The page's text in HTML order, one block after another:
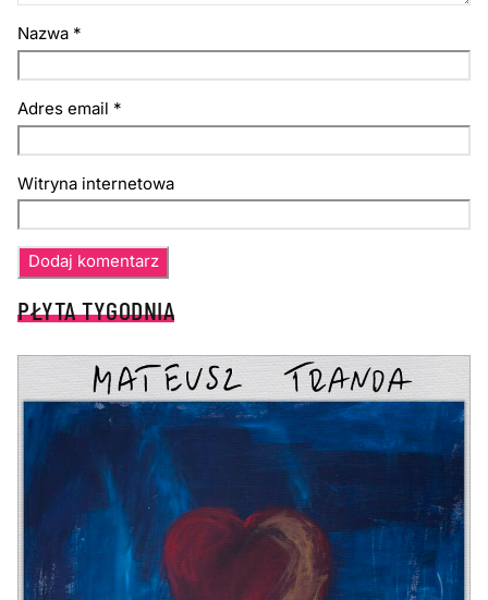
Nazwa *
Adres email *
Witryna internetowa
PŁYTA TYGODNIA